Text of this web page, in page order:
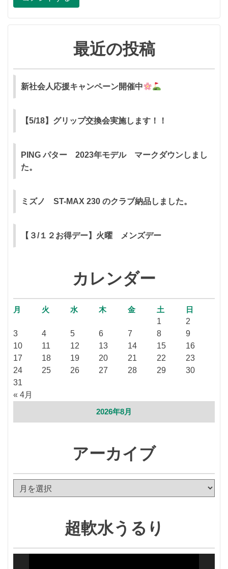
最近の投稿
新社会人応援キャンペーン開催中
【5/18】グリップ交換会実施します！！
PING パター 2023年モデル マークダウンしまし
た。
ミズノ ST-MAX 230 のクラブ納品しました。
【３/１２お得デー】火曜 メンズデー
カレンダー
2026年8月
月 火 水 木 金 土 日
« 4月
1
2
3
4 5 6 7 8
9
10
11 12 13 14 15
16
17
18 19 20 21 22
23
24
25 26 27 28 29
30
31
アーカイブ
ー
超軟水うるり